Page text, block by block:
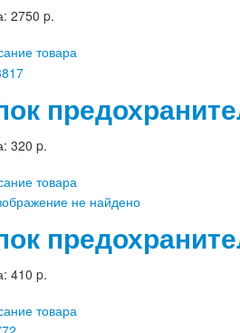
2750 p.
товара
320 p.
товара
410 p.
товара